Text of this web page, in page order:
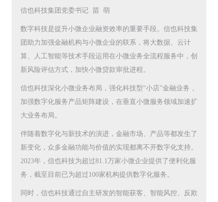
信也科技集团党委书记 苗 萌
数字科技是提升小微企业融资效率的重要手段。信也科技集
团助力加强金融机构与小微企业的联系，将大数据、云计
算、人工智能等技术手段运用在小微业务全流程服务中，创
新风险评估方式，加快小微贷款审批进程。
信也科技深化小微业务布局，强化科技型“小店”金融业务，
加强数字化服务产品矩阵建设，在垂直小微服务领域加速扩
大业务布局。
伴随着数字化与新技术的演进，金融市场、产品等都发生了
新变化，众多金融功能与价值的实现都离不开数字化支持。
2023年，信也科技为超过81.1万家小微企业提供了便利化服
务，截至目前已为超过100家机构提供数字化服务。
同时，信也科技通过自主研发的智能获客、智能风控、反欺